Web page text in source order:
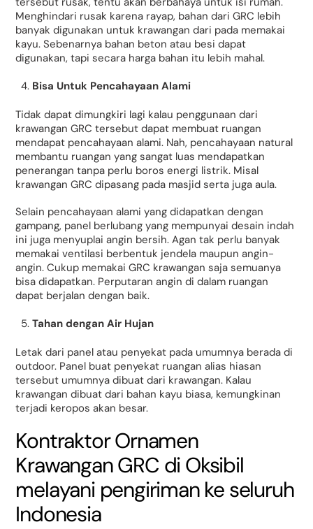
Menghindari rusak karena rayap, bahan dari GRC lebih
banyak digunakan untuk krawangan dari pada memakai
kayu. Sebenarnya bahan beton atau besi dapat
digunakan, tapi secara harga bahan itu lebih mahal.
Bisa Untuk Pencahayaan Alami
Tidak dapat dimungkiri lagi kalau penggunaan dari
krawangan GRC tersebut dapat membuat ruangan
mendapat pencahayaan alami. Nah, pencahayaan natural
membantu ruangan yang sangat luas mendapatkan
penerangan tanpa perlu boros energi listrik. Misal
krawangan GRC dipasang pada masjid serta juga aula.
Selain pencahayaan alami yang didapatkan dengan
gampang, panel berlubang yang mempunyai desain indah
ini juga menyuplai angin bersih. Agan tak perlu banyak
memakai ventilasi berbentuk jendela maupun angin-
angin. Cukup memakai GRC krawangan saja semuanya
bisa didapatkan. Perputaran angin di dalam ruangan
dapat berjalan dengan baik.
Tahan dengan Air Hujan
Letak dari panel atau penyekat pada umumnya berada di
outdoor. Panel buat penyekat ruangan alias hiasan
tersebut umumnya dibuat dari krawangan. Kalau
krawangan dibuat dari bahan kayu biasa, kemungkinan
terjadi keropos akan besar.
Kontraktor Ornamen
Krawangan GRC di Oksibil
melayani pengiriman ke seluruh
Indonesia